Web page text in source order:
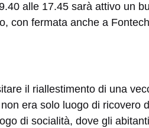
alle 17.45 sarà attivo un
con fermata anche a
il riallestimento di una
era solo luogo di ricovero
di socialità, dove gli